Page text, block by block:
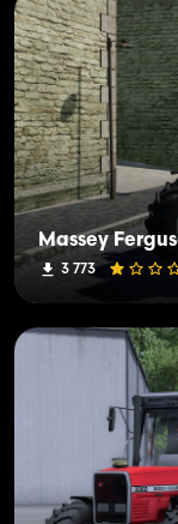
Massey
3 773